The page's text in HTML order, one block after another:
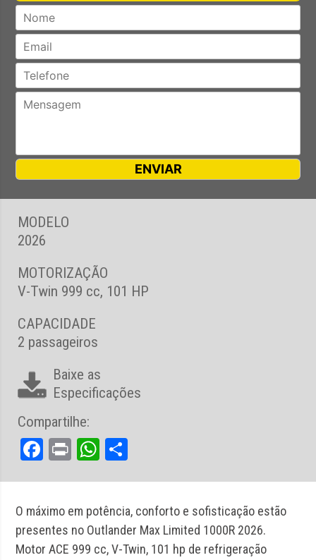
O máximo em potência, conforto e sofisticação estão
presentes no Outlander Max Limited 1000R 2026.
Motor ACE 999 cc, V-Twin, 101 hp de refrigeração
MODELO
2026
MOTORIZAÇÃO
V-Twin 999 cc, 101 HP
CAPACIDADE
2 passageiros
Baixe as
Especificações
Compartilhe:
Facebook
PrintWhatsApp